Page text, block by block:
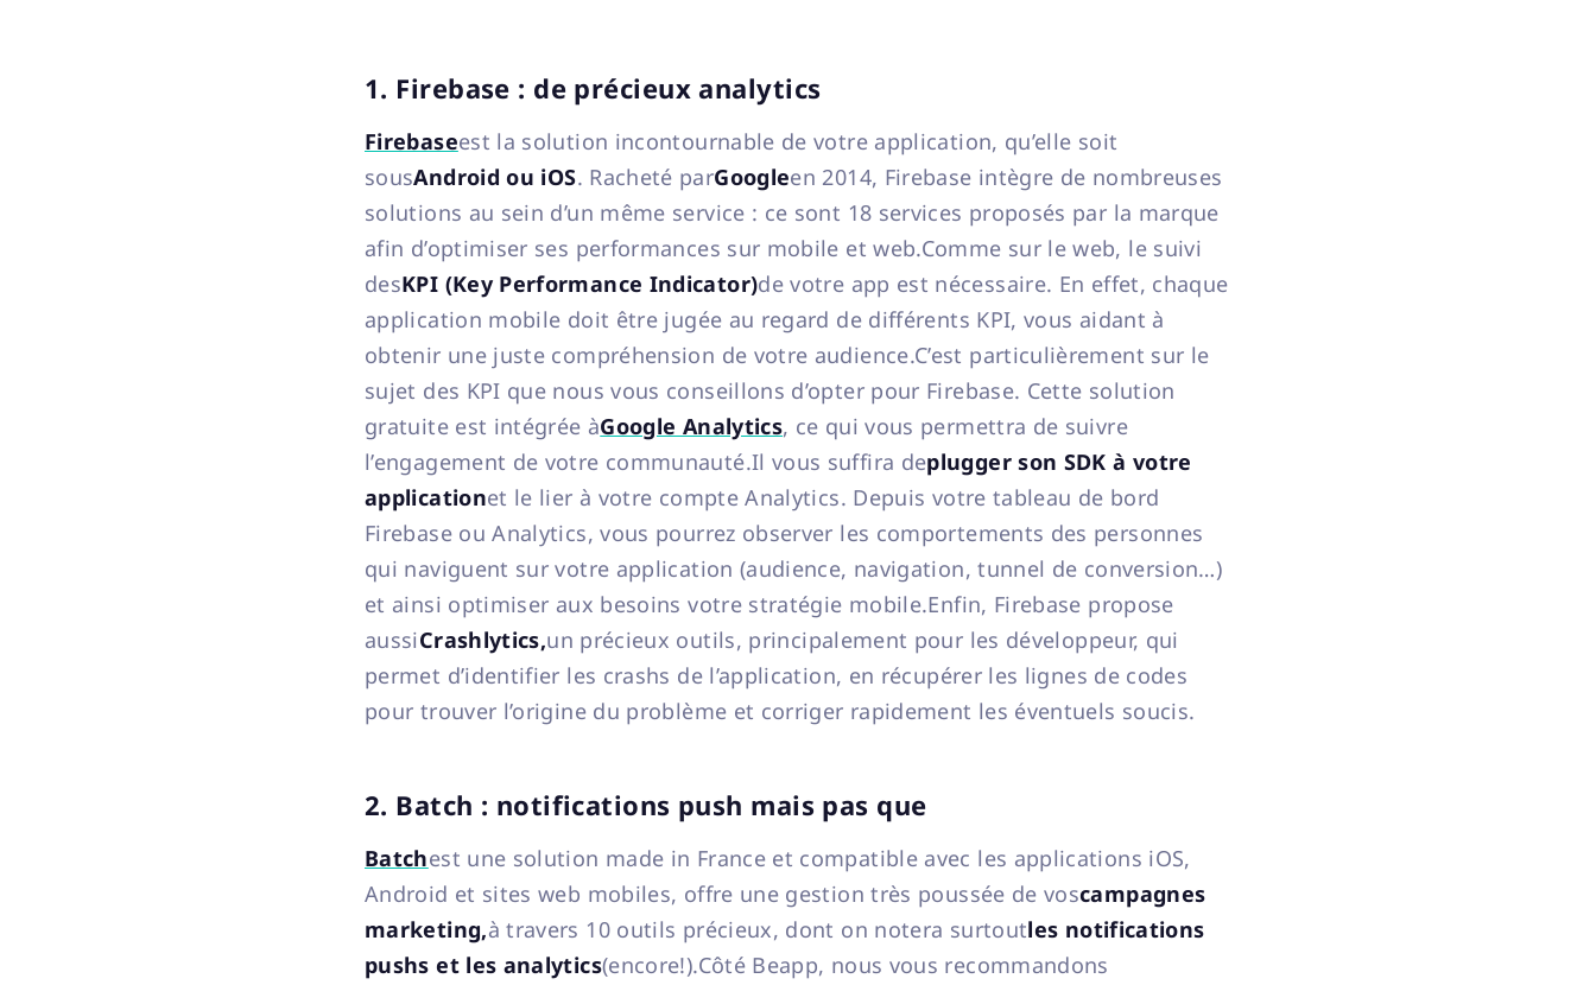
1. Firebase : de précieux analytics
Firebaseest la solution incontournable de votre application, qu’elle soit
sousAndroid ou iOS. Racheté parGoogleen 2014, Firebase intègre de nombreuses
solutions au sein d’un même service : ce sont 18 services proposés par la marque
afin d’optimiser ses performances sur mobile et web.Comme sur le web, le suivi
desKPI (Key Performance Indicator)de votre app est nécessaire. En effet, chaque
application mobile doit être jugée au regard de différents KPI, vous aidant à
obtenir une juste compréhension de votre audience.C’est particulièrement sur le
sujet des KPI que nous vous conseillons d’opter pour Firebase. Cette solution
gratuite est intégrée àGoogle Analytics, ce qui vous permettra de suivre
l’engagement de votre communauté.Il vous suffira deplugger son SDK à votre
applicationet le lier à votre compte Analytics. Depuis votre tableau de bord
Firebase ou Analytics, vous pourrez observer les comportements des personnes
qui naviguent sur votre application (audience, navigation, tunnel de conversion…)
et ainsi optimiser aux besoins votre stratégie mobile.Enfin, Firebase propose
aussiCrashlytics,un précieux outils, principalement pour les développeur, qui
permet d’identifier les crashs de l’application, en récupérer les lignes de codes
pour trouver l’origine du problème et corriger rapidement les éventuels soucis.
2. Batch : notifications push mais pas que
Batchest une solution made in France et compatible avec les applications iOS,
Android et sites web mobiles, offre une gestion très poussée de voscampagnes
marketing,à travers 10 outils précieux, dont on notera surtoutles notifications
pushs et les analytics(encore!).Côté Beapp, nous vous recommandons